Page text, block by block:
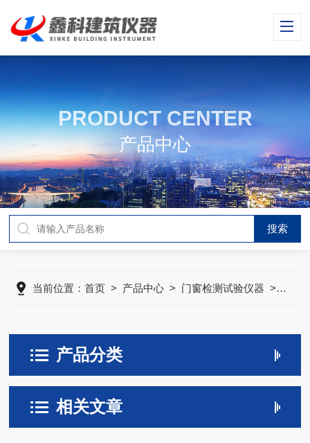
PRODUCT CENTER
产品中心
当前位置：首页 > 产品中心 > 门窗检测试验仪器 > 建筑
产品分类
相关文章